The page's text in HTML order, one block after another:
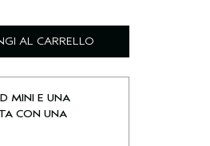
AL CARRELLO
MINI E UNA
CON UNA